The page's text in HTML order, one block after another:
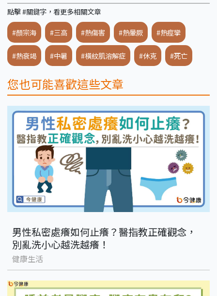
點擊 #關鍵字，看更多相關文章
#顏宗海 #三高 #熱傷害 #熱暈厥 #熱痙攣
#熱衰竭 #中暑 #橫紋肌溶解症 #休克 #死亡
您也可能喜歡這些文章
男性私密處癢如何止癢？醫指教正確觀念，
別亂洗小心越洗越癢！
健康生活